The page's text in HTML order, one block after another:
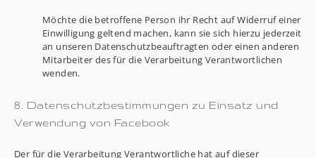
Möchte die betroffene Person ihr Recht auf Widerruf einer
Einwilligung geltend machen, kann sie sich hierzu jederzeit
an unseren Datenschutzbeauftragten oder einen anderen
Mitarbeiter des für die Verarbeitung Verantwortlichen
wenden.
8. Datenschutzbestimmungen zu Einsatz und
Verwendung von Facebook
Der für die Verarbeitung Verantwortliche hat auf dieser